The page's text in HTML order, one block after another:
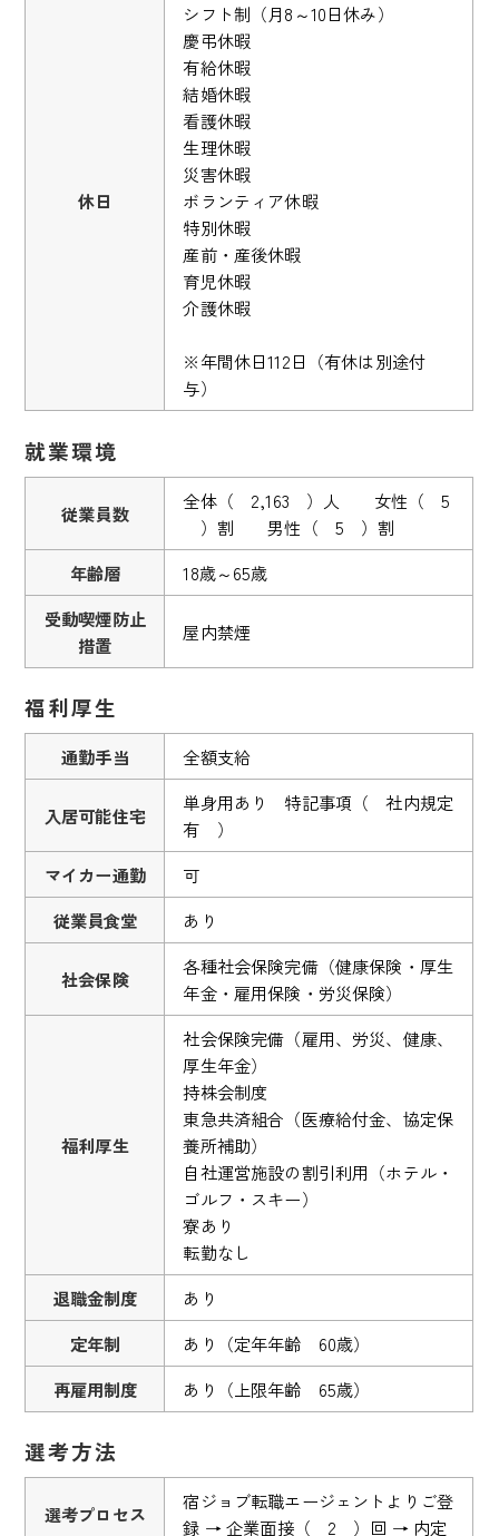
休日
シフト制（月8～10日休み）
慶弔休暇
有給休暇
結婚休暇
看護休暇
生理休暇
災害休暇
ボランティア休暇
特別休暇
産前・産後休暇
育児休暇
介護休暇
※年間休日112日（有休は別途付
与）
就業環境
従業員数
全体（ 2,163 ）人 女性（ 5
）割 男性（ 5 ）割
年齢層
18歳～65歳
受動喫煙防止
措置
屋内禁煙
福利厚生
通勤手当 全額支給
入居可能住宅
単身用あり 特記事項（ 社内規定
有 ）
マイカー通勤
可
従業員食堂
あり
社会保険
各種社会保険完備（健康保険・厚生
年金・雇用保険・労災保険）
福利厚生
社会保険完備（雇用、労災、健康、
厚生年金）
持株会制度
東急共済組合（医療給付金、協定保
養所補助）
自社運営施設の割引利用（ホテル・
ゴルフ・スキー）
寮あり
転勤なし
退職金制度
あり
定年制
あり（定年年齢 60歳）
再雇用制度
あり（上限年齢 65歳）
選考方法
選考プロセス
宿ジョブ転職エージェントよりご登
録 → 企業面接（ 2 ）回 → 内定